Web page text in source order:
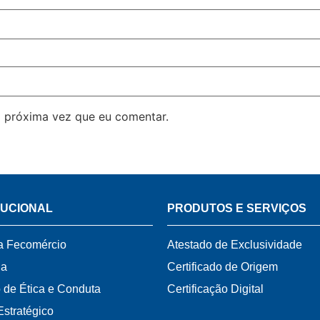
vez que eu comentar.
Fecomércio
de Ética e Conduta
PRODUTOS E SERVIÇOS
Atestado de Exclusividade
Certificado de Origem
Certificação Digital